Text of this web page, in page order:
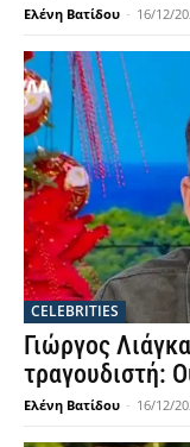
Ελένη Βατίδου - 16/12/
CELEBRITIES
Γιώργος
τραγουδιστή:
Ελένη Βατίδου - 16/12/